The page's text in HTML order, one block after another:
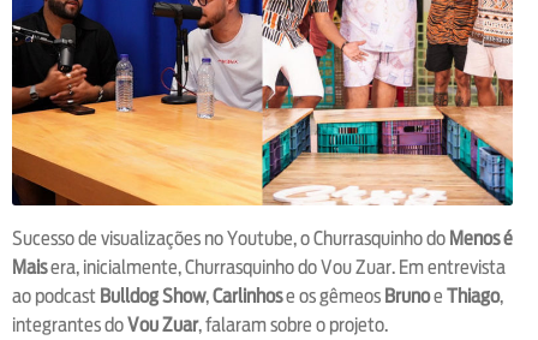
Sucesso de visualizações no Youtube, o Churrasquinho do Menos é
Maisera, inicialmente, Churrasquinho do Vou Zuar. Em entrevista
ao podcast Bulldog Show,Carlinhose os gêmeos Brunoe Thiago,
integrantes doVou Zuar, falaram sobre o projeto.